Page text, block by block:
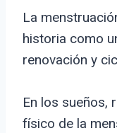
La
historia como
renovación y
En los sueños,
físico de la